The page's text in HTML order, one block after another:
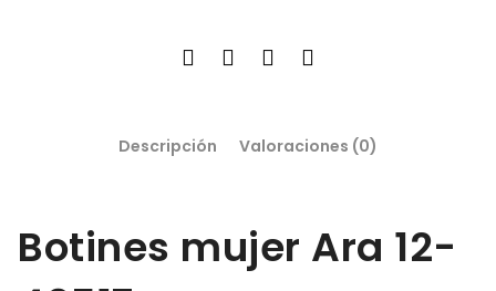
Descripción Valoraciones (0)
Botines mujer Ara 12-